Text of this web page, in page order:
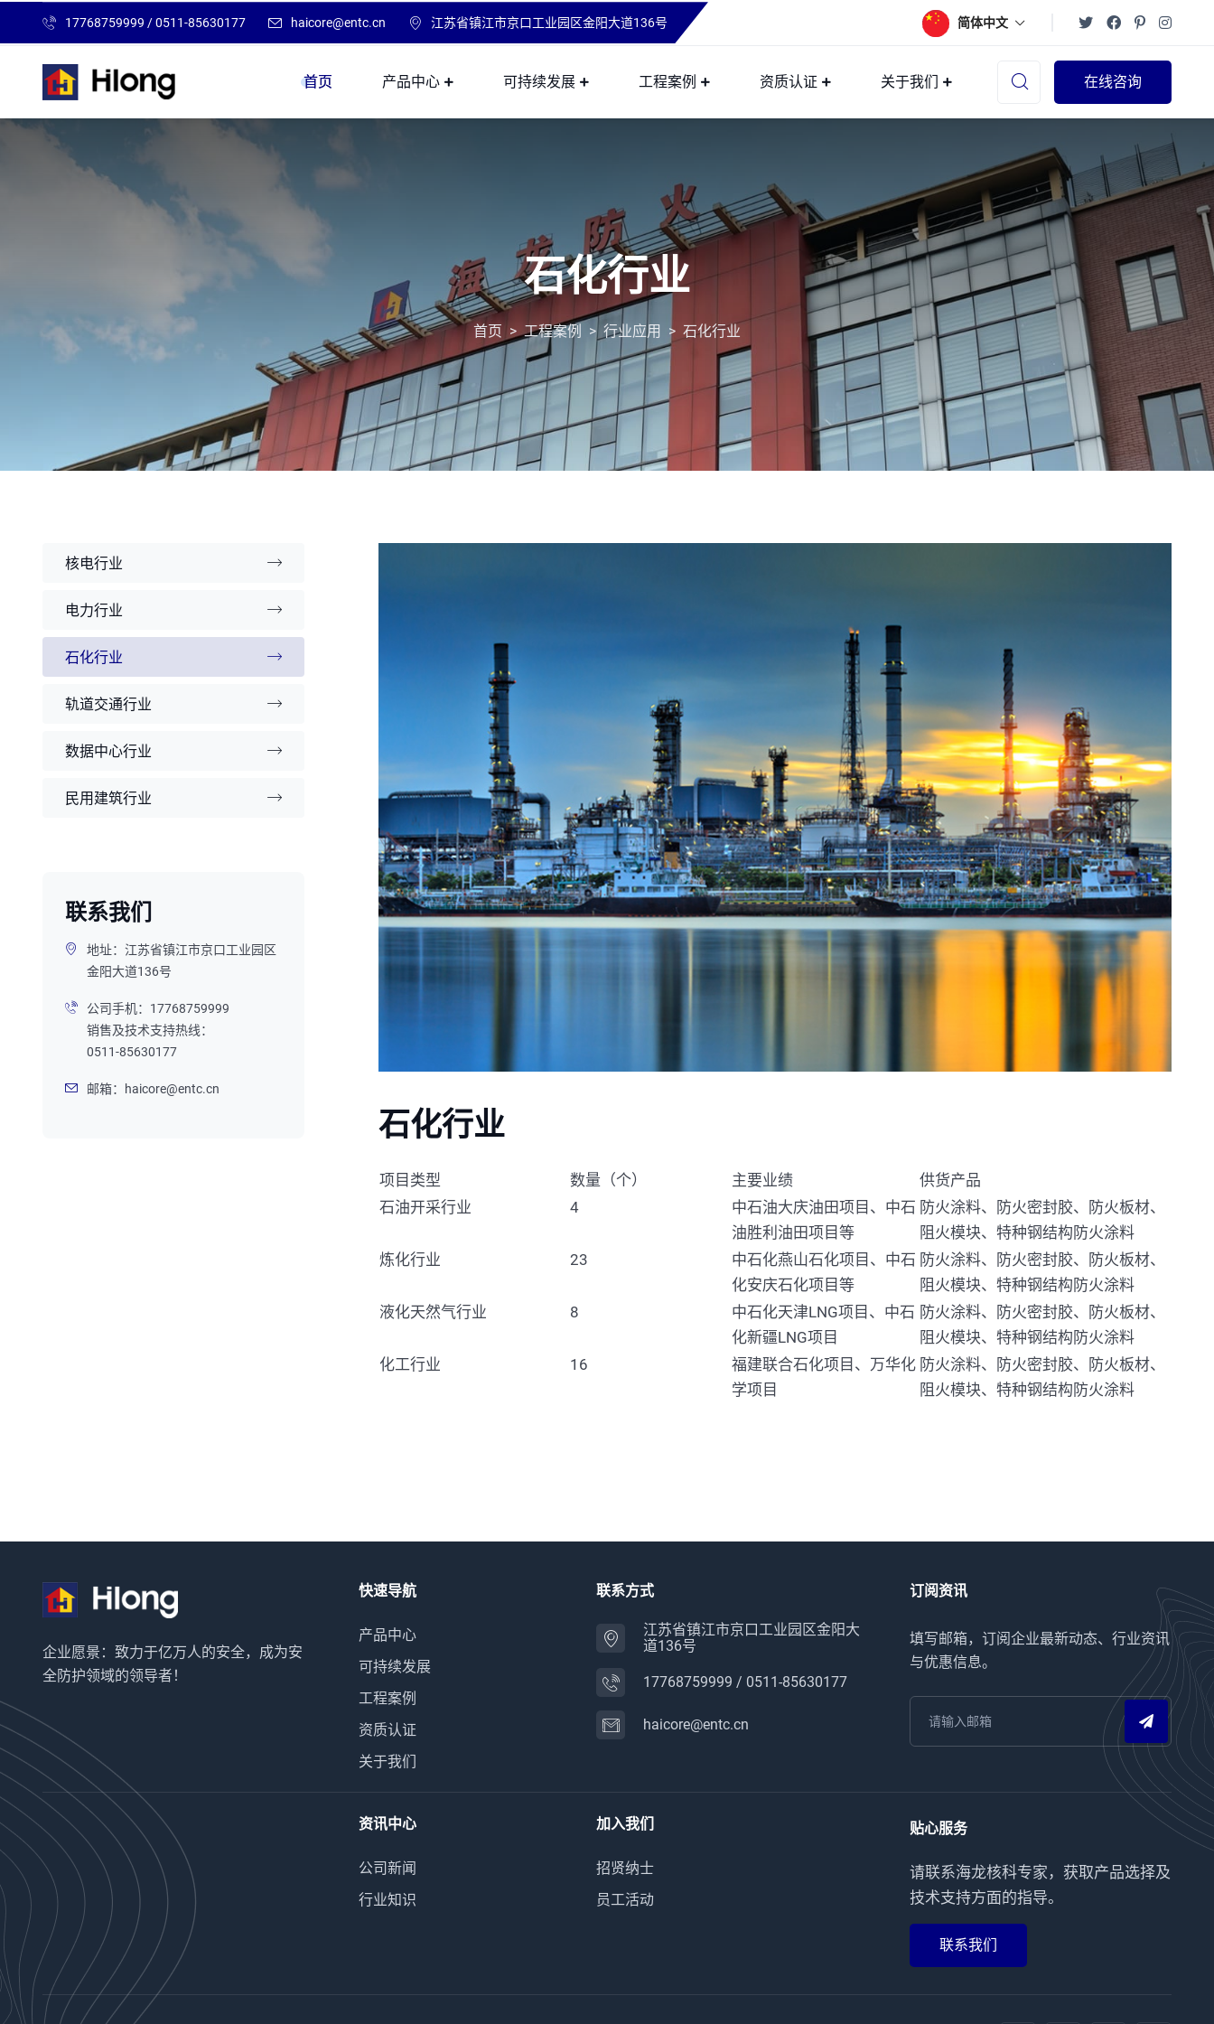
17768759999 /0511-85630177 haicore@entc.cn 江苏省镇江市京口工业园区金阳大道136号 简体中文
首页 产品中心 可持续发展 工程案例 资质认证 关于我们 在线咨询
石化行业
首页 >工程案例 > 行业应用 > 石化行业
核电行业
电力行业
石化行业
轨道交通行业
数据中心行业
民用建筑行业
联系我们
地址：江苏省镇江市京口工业园区
金阳大道136号
公司手机： 17768759999
销售及技术支持热线：
0511-85630177
邮箱： haicore@entc.cn
石化行业
项目类型 数量（个） 主要业绩
供货产品
石油开采行业
4
中石油大庆油田项目、中石
油胜利油田项目等
防火涂料、防火密封胶、防火板材、
阻火模块、特种钢结构防火涂料
炼化行业
23
中石化燕山石化项目、中石
化安庆石化项目等
防火涂料、防火密封胶、防火板材、
阻火模块、特种钢结构防火涂料
液化天然气行业
8
中石化天津LNG项目、中石
化新疆LNG项目
防火涂料、防火密封胶、防火板材、
阻火模块、特种钢结构防火涂料
化工行业
16
福建联合石化项目、万华化
学项目
防火涂料、防火密封胶、防火板材、
阻火模块、特种钢结构防火涂料
企业愿景：致力于亿万人的安全，成为安
全防护领域的领导者！
快速导航
产品中心
可持续发展
工程案例
资质认证
关于我们
联系方式
江苏省镇江市京口工业园区金阳大
道136号
17768759999 / 0511-85630177
haicore@entc.cn
订阅资讯
填写邮箱，订阅企业最新动态、行业资讯
与优惠信息。
资讯中心
公司新闻
行业知识
加入我们
招贤纳士
员工活动
贴心服务
请联系海龙核科专家，获取产品选择及
技术支持方面的指导。
联系我们